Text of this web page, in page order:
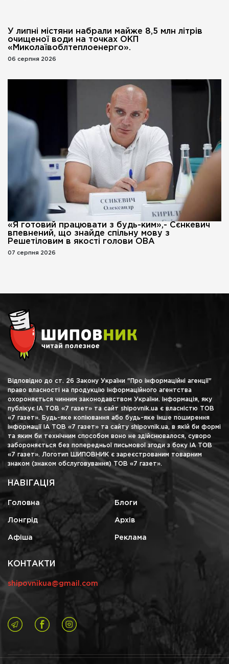
У липні містяни набрали майже 8,5 млн літрів
очищеної води на точках ОКП
«Миколаївоблтеплоенерго».
06 серпня 2026
«Я готовий працювати з будь-ким»,- Сєнкевич
впевнений, що знайде спільну мову з
Решетіловим в якості голови ОВА
07 серпня 2026
Відповідно до ст. 26 Закону України "Про інформаційні агенції"
право власності на продукцію інформаційного агентства
охороняється чинним законодавством України. Інформація, яку
публікує ІА ТОВ «7 газет» та сайт shipovnik.ua є власністю ТОВ
«7 газет». Будь-яке копіювання або будь-яке інше поширення
інформації ІА ТОВ «7 газет» та сайту shipovnik.ua, в якій би формі
та яким би технічним способом воно не здійснювалося, суворо
забороняється без попередньої письмової згоди з боку ІА ТОВ
«7 газет». Логотип ШИПОВНИК є зареєстрованим товарним
знаком (знаком обслуговування) ТОВ «7 газет».
НАВІГАЦІЯ
Головна Блоги
Лонгрід Архів
Афіша Реклама
КОНТАКТИ
shipovnikua@gmail.com